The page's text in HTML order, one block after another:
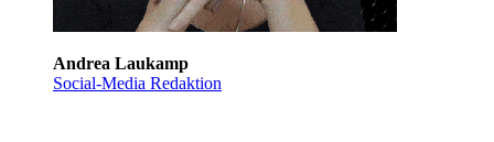
Andrea Laukamp
Social-Media Redaktion